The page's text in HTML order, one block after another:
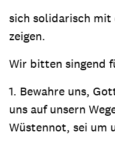
sich solidarisch mit
zeigen.
Wir bitten singend
1. Bewahre uns,
uns auf unsern
Wüstennot, sei um